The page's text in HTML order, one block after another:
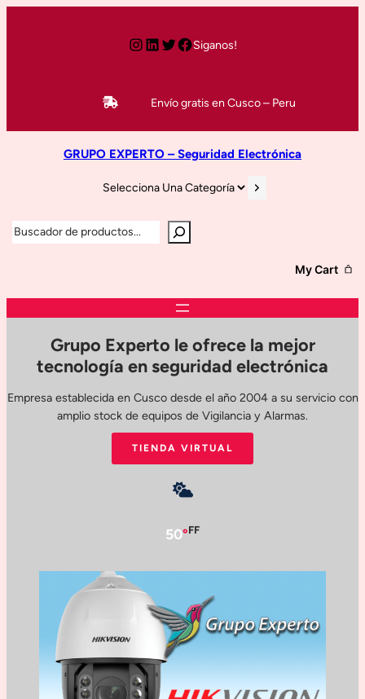
Siganos!
Envío gratis en Cusco – Peru
GRUPO EXPERTO – Seguridad Electrónica
My Cart
Grupo Experto le ofrece la mejor
tecnología en seguridad electrónica
Empresa establecida en Cusco desde el año 2004 a su servicio con
amplio stock de equipos de Vigilancia y Alarmas.
TIENDA VIRTUAL
50°FF